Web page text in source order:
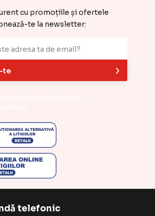
telefonic
cu promoțiile și ofertele
te la newsletter:
te